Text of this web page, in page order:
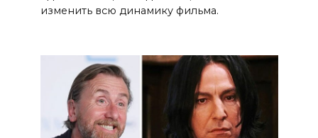
изменить всю динамику фильма.